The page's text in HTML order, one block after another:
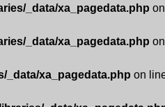
_data/xa_pagedata.php
_data/xa_pagedata.php
_data/xa_pagedata.php on